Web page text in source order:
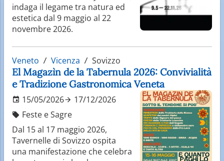
indaga il legame tra natura ed
estetica dal 9 maggio al 22
novembre 2026.
Veneto Vicenza Sovizzo
El Magazìn de la Tabernula 2026: Convivialità
e Tradizione Gastronomica Veneta
15/05/2026
17/12/2026
Feste e Sagre
Dal 15 al 17 maggio 2026,
Tavernelle di Sovizzo ospita
una manifestazione che celebra